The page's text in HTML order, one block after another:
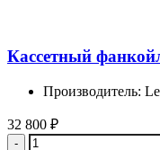
Кассетный
Производитель:
32 800 ₽
Количество